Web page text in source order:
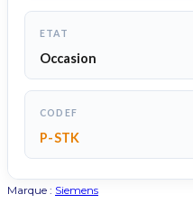
ETAT
Occasion
CODEF
P-STK
Marque : Siemens